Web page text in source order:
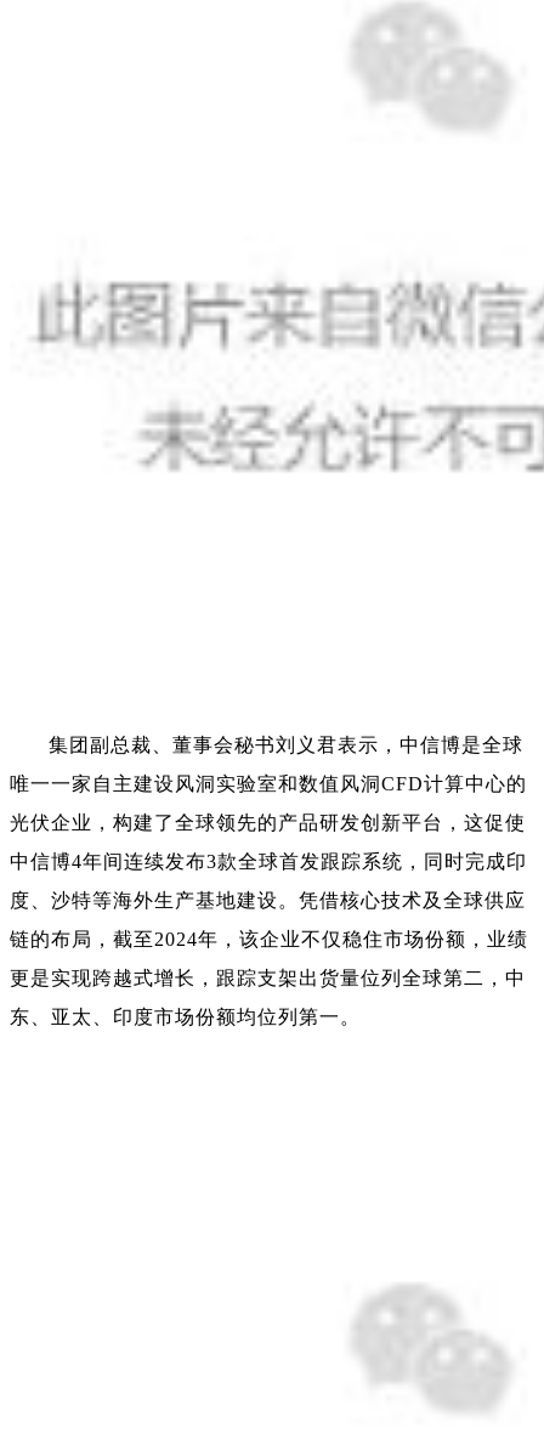
集团副总裁、董事会秘书刘义君表示，中信博是全球
唯一一家自主建设风洞实验室和数值风洞CFD计算中心的
光伏企业，构建了全球领先的产品研发创新平台，这促使
中信博4年间连续发布3款全球首发跟踪系统，同时完成印
度、沙特等海外生产基地建设。凭借核心技术及全球供应
链的布局，截至2024年，该企业不仅稳住市场份额，业绩
更是实现跨越式增长，跟踪支架出货量位列全球第二，中
东、亚太、印度市场份额均位列第一。